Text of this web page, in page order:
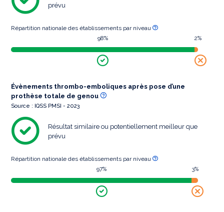
prévu
Répartition nationale des établissements par niveau
98%
2%
Évènements thrombo-emboliques après pose d’une
prothèse totale de genou
Source : IQSS PMSI - 2023
Résultat similaire ou potentiellement meilleur que
prévu
Répartition nationale des établissements par niveau
97%
3%